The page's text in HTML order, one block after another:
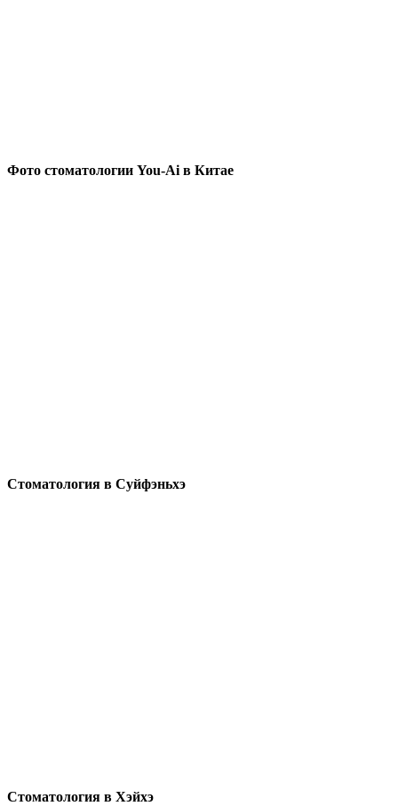
Фото стоматологии You-Ai в Китае
Стоматология в Суйфэньхэ
Стоматология в Хэйхэ